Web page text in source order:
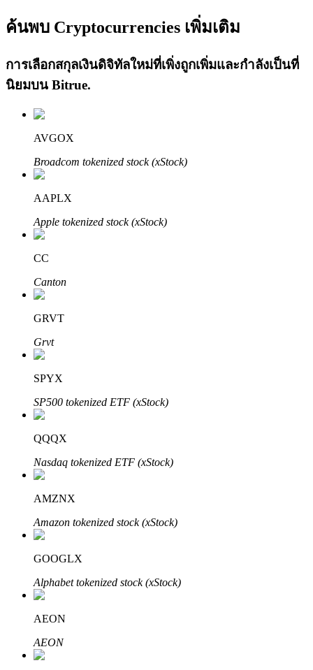
ลงทุนอัตโนมัติ
เรียนรู้ Staking
เรียนรู้เกี่ยวกับการสร้างรายได้แบบพาสซีฟ
Bitrue
พันธมิตร Bitrue
ค้นพบ Cryptocurrencies เพิ่มเติม
การเลือกสกุลเงินดิจิทัลใหม่ที่เพิ่งถูกเพิ่มและกำลังเป็นที่
นิยมบน Bitrue.
AVGOX
Broadcom tokenized stock (xStock)
AAPLX
Apple tokenized stock (xStock)
CC
Canton
GRVT
Grvt
SPYX
SP500 tokenized ETF (xStock)
QQQX
Nasdaq tokenized ETF (xStock)
AMZNX
Amazon tokenized stock (xStock)
GOOGLX
Alphabet tokenized stock (xStock)
AEON
AEON